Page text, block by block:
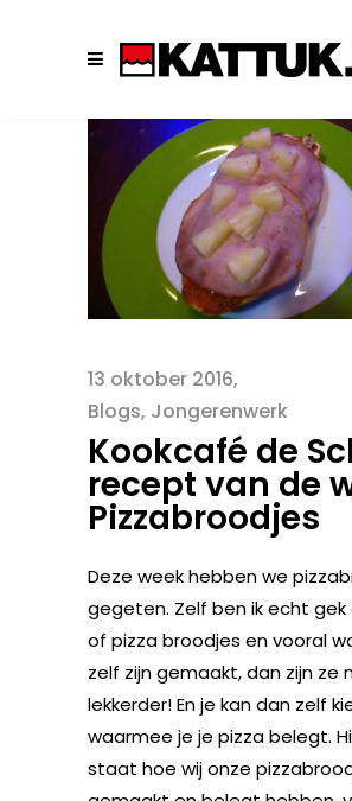
13 oktober 2016
Blogs, Jongerenwerk
Kookcafé de
recept van de
Pizzabroodjes
Deze week hebben we
gegeten. Zelf ben ik echt gek
of pizza broodjes en vooral
zelf zijn gemaakt, dan zijn ze
lekkerder! En je kan dan zelf
waarmee je je pizza belegt.
staat hoe wij onze